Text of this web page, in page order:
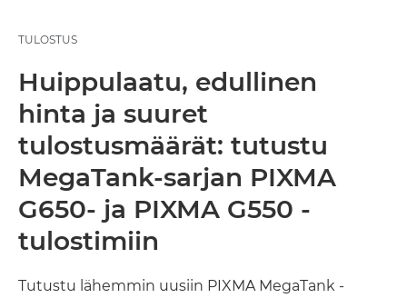
TULOSTUS
Huippulaatu, edullinen
hinta ja suuret
tulostusmäärät: tutustu
MegaTank-sarjan PIXMA
G650- ja PIXMA G550 -
tulostimiin
Tutustu lähemmin uusiin PIXMA MegaTank -